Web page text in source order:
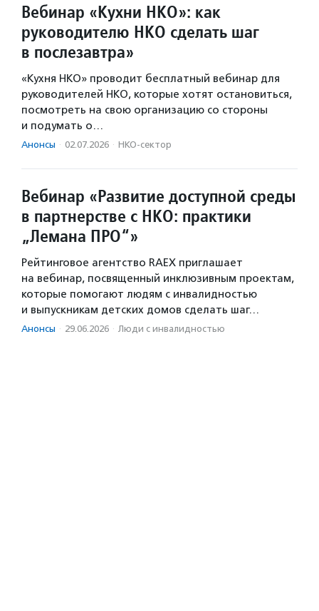
Вебинар «Кухни НКО»: как
руководителю НКО сделать шаг
в послезавтра»
«Кухня НКО» проводит бесплатный вебинар для
руководителей НКО, которые хотят остановиться,
посмотреть на свою организацию со стороны
и подумать о…
Анонсы · 02.07.2026 · НКО-сектор
Вебинар «Развитие доступной среды
в партнерстве с НКО: практики
„Лемана ПРО“»
Рейтинговое агентство RAEX приглашает
на вебинар, посвященный инклюзивным проектам,
которые помогают людям с инвалидностью
и выпускникам детских домов сделать шаг…
Анонсы · 29.06.2026 · Люди с инвалидностью